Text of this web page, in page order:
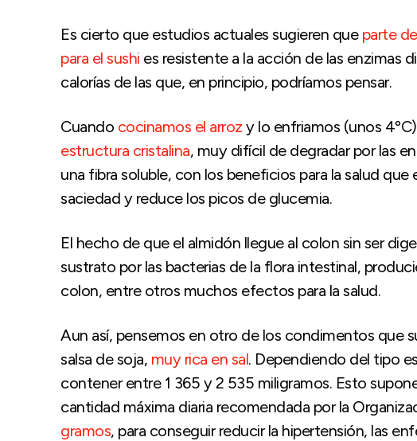
Es cierto que estudios actuales sugieren que parte
para el sushi es resistente a la acción de las enzimas
calorías de las que, en principio, podríamos pensar.
Cuando cocinamos el arroz y lo enfriamos (unos
estructura cristalina, muy difícil de degradar por las
una fibra soluble, con los beneficios para la salud
saciedad y reduce los picos de glucemia.
El hecho de que el almidón llegue al colon sin ser
sustrato por las bacterias de la flora intestinal,
colon, entre otros muchos efectos para la salud.
Aun así, pensemos en otro de los condimentos que
salsa de soja, muy rica en sal. Dependiendo del tipo
contener entre 1 365 y 2 535 miligramos. Esto
cantidad máxima diaria recomendada por la
gramos, para conseguir reducir la hipertensión, las